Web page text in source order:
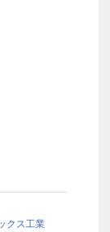
クス工業